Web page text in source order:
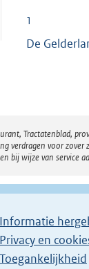
1
De
Tractatenblad,
verdragen voor
bij wijze van service
Informatie
Privacy en
Toegankelijkheid